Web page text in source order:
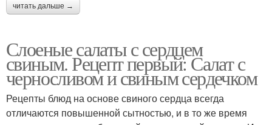
читать дальше →
Слоеные салаты с сердцем
свиным. Рецепт первый: Салат с
черносливом и свиным сердечком
Рецепты блюд на основе свиного сердца всегда
отличаются повышенной сытностью, и в то же время